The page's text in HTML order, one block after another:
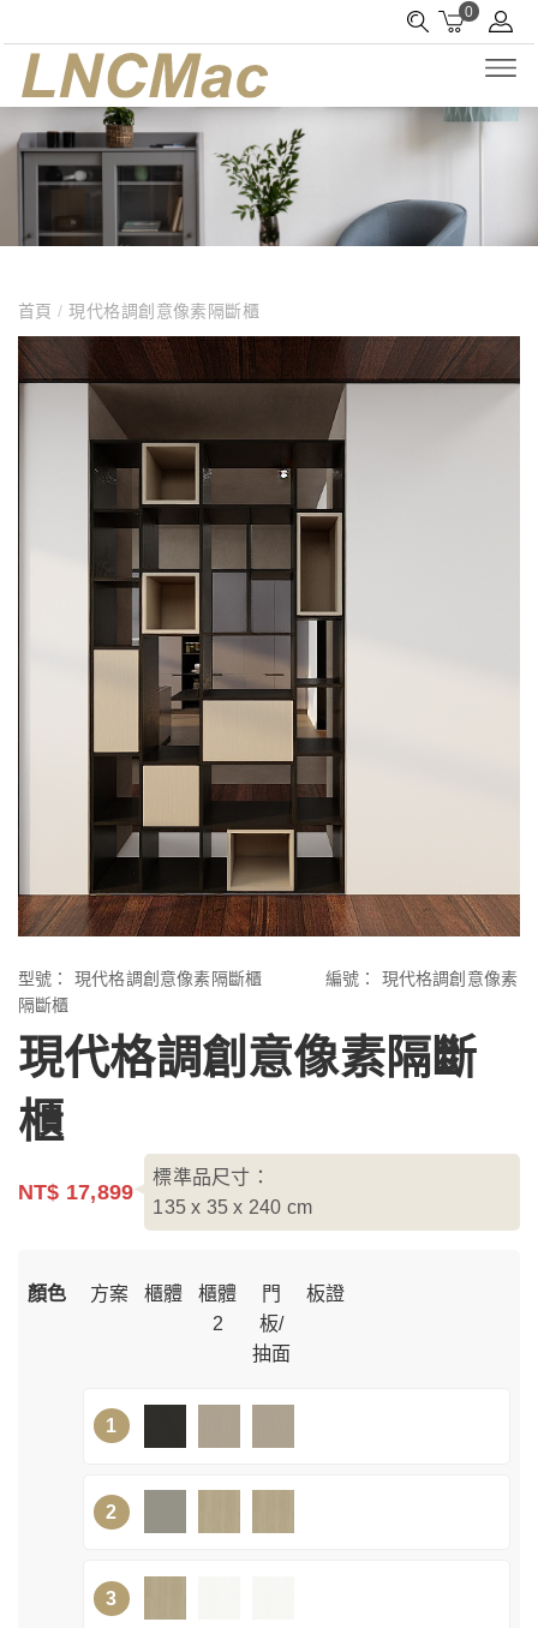
0
首頁/ 現代格調創意像素隔斷櫃
型號： 現代格調創意像素隔斷櫃 編號： 現代格調創意像素
隔斷櫃
現代格調創意像素隔斷
櫃
NT$ 17,899
標準品尺寸：
135 x 35 x 240 cm
顏色 方案 櫃體
櫃體
2
門
板/
抽面
板證
1
2
3